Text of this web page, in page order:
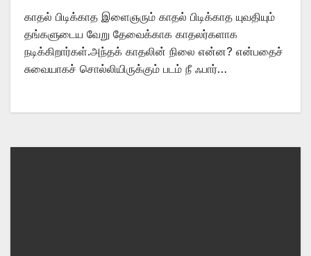
காதல் பிடிக்காத இளைஞரும் காதல் பிடிக்காத யுவதியும்
தங்களுடைய வேறு தேவைக்காக காதலர்களாக
நடிக்கிறார்கள்.அந்தக் காதலின் நிலை என்ன? என்பதைச்
சுவையாகச் சொல்லியிருக்கும் படம் நீ ஃபார்…